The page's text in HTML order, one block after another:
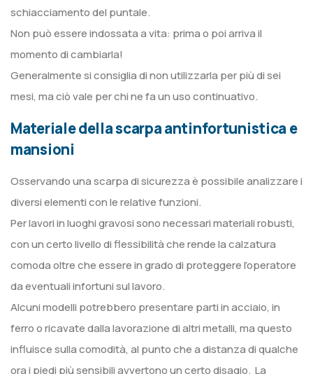
schiacciamento del puntale.
Non può essere indossata a vita: prima o poi arriva il
momento di cambiarla!
Generalmente si consiglia di non utilizzarla per più di sei
mesi, ma ciò vale per chi ne fa un uso continuativo.
Materiale della scarpa antinfortunistica e
mansioni
Osservando una scarpa di sicurezza è possibile analizzare i
diversi elementi con le relative funzioni.
Per lavori in luoghi gravosi sono necessari materiali robusti,
con un certo livello di flessibilità che rende la calzatura
comoda oltre che essere in grado di proteggere l’operatore
da eventuali infortuni sul lavoro.
Alcuni modelli potrebbero presentare parti in acciaio, in
ferro o ricavate dalla lavorazione di altri metalli, ma questo
influisce sulla comodità, al punto che a distanza di qualche
ora i piedi più sensibili avvertono un certo disagio. La